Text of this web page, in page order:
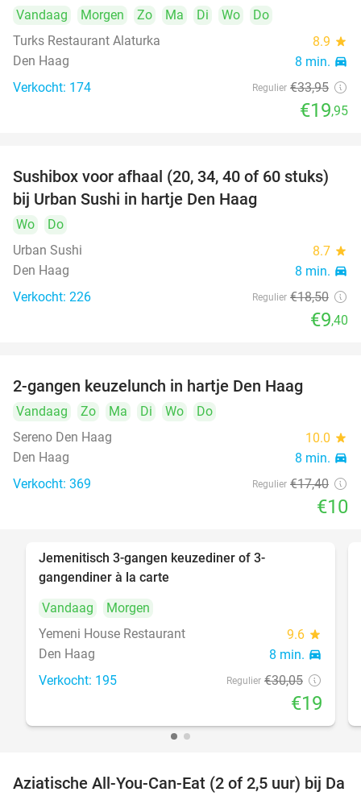
Vandaag Morgen Zo Ma Di Wo
Do
Turks Restaurant Alaturka
8.9 star
Den Haag 8 min. directions_car
Verkocht: 174 Regulier €33,95
€19,95
49%
Sushibox voor afhaal (20, 34, 40 of 60 stuks)
bij Urban Sushi in hartje Den Haag
Wo
Do
Urban Sushi
8.7 star
Den Haag 8 min. directions_car
Verkocht: 226 Regulier €18,50
€9,40
2-gangen keuzelunch in hartje Den Haag
Vandaag Zo Ma Di Wo
Do
Sereno Den Haag
10.0 star
Den Haag 8 min. directions_car
Verkocht: 369 Regulier €17,40
€10
Jemenitisch 3-gangen keuzediner of 3-
gangendiner à la carte
Vandaag
Morgen
Yemeni House Restaurant
9.6 star
Den Haag 8 min. directions_car
Verkocht: 195 Regulier €30,05
€19
30%
Aziatische All-You-Can-Eat (2 of 2,5 uur) bij Da